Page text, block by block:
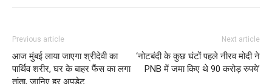
Previous article
आज मुंबई लाया जाएगा श्रीदेवी का
पार्थिव शरीर, घर के बाहर फैंस का लगा
तांता, जानिए हर अपडेट
Next article
‘नोटबंदी के कुछ घंटों पहले नीरव मोदी ने
PNB में जमा किए थे 90 करोड़ रुपये’